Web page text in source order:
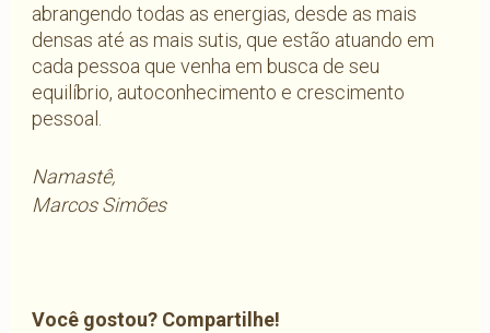
abrangendo todas as energias, desde as mais
densas até as mais sutis, que estão atuando em
cada pessoa que venha em busca de seu
equilíbrio, autoconhecimento e crescimento
pessoal.
Namastê,
Marcos Simões
Você gostou? Compartilhe!